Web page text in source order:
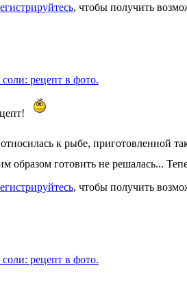
, чтобы получить
рецепт в фото.
к рыбе, приготовленной
образом готовить не решалась...
, чтобы получить
рецепт в фото.